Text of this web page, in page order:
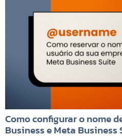
Como configurar o nome
Business e Meta Business